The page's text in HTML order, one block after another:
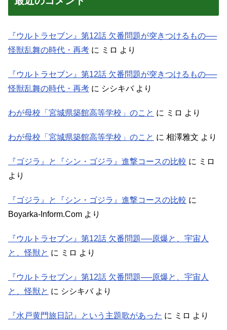
『ウルトラセブン』第12話 欠番問題が突きつけるもの──
怪獣乱舞の時代・再考 に ミロ より
『ウルトラセブン』第12話 欠番問題が突きつけるもの──
怪獣乱舞の時代・再考 に シシキバより
わが母校「宮城県築館高等学校」のこと に ミロ より
わが母校「宮城県築館高等学校」のこと に 相澤雅文 より
『ゴジラ』と『シン・ゴジラ』進撃コースの比較 に ミロ
より
『ゴジラ』と『シン・ゴジラ』進撃コースの比較 に
Boyarka-Inform.Com より
『ウルトラセブン』第12話 欠番問題──原爆と、宇宙人
と、怪獣と に ミロ より
『ウルトラセブン』第12話 欠番問題──原爆と、宇宙人
と、怪獣と に シシキバより
『水戸黄門旅日記』という主題歌があった に ミロ より